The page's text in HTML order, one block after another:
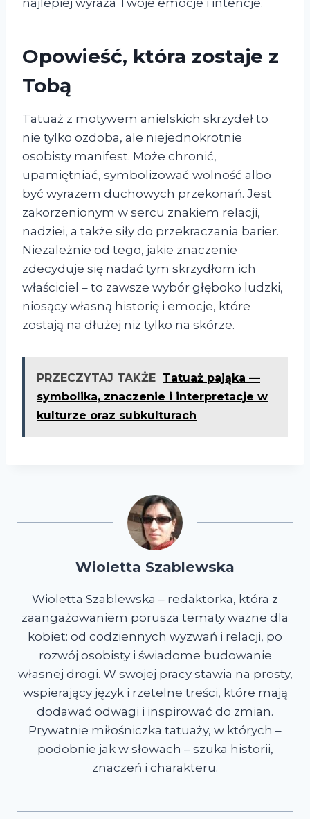
najlepiej wyraża Twoje emocje i intencje.
Opowieść, która zostaje z
Tobą
Tatuaż z motywem anielskich skrzydeł to
nie tylko ozdoba, ale niejednokrotnie
osobisty manifest. Może chronić,
upamiętniać, symbolizować wolność albo
być wyrazem duchowych przekonań. Jest
zakorzenionym w sercu znakiem relacji,
nadziei, a także siły do przekraczania barier.
Niezależnie od tego, jakie znaczenie
zdecyduje się nadać tym skrzydłom ich
właściciel – to zawsze wybór głęboko ludzki,
niosący własną historię i emocje, które
zostają na dłużej niż tylko na skórze.
PRZECZYTAJ TAKŻE Tatuaż pająka —
symbolika, znaczenie i interpretacje w
kulturze oraz subkulturach
Wioletta Szablewska
Wioletta Szablewska – redaktorka, która z
zaangażowaniem porusza tematy ważne dla
kobiet: od codziennych wyzwań i relacji, po
rozwój osobisty i świadome budowanie
własnej drogi. W swojej pracy stawia na prosty,
wspierający język i rzetelne treści, które mają
dodawać odwagi i inspirować do zmian.
Prywatnie miłośniczka tatuaży, w których –
podobnie jak w słowach – szuka historii,
znaczeń i charakteru.